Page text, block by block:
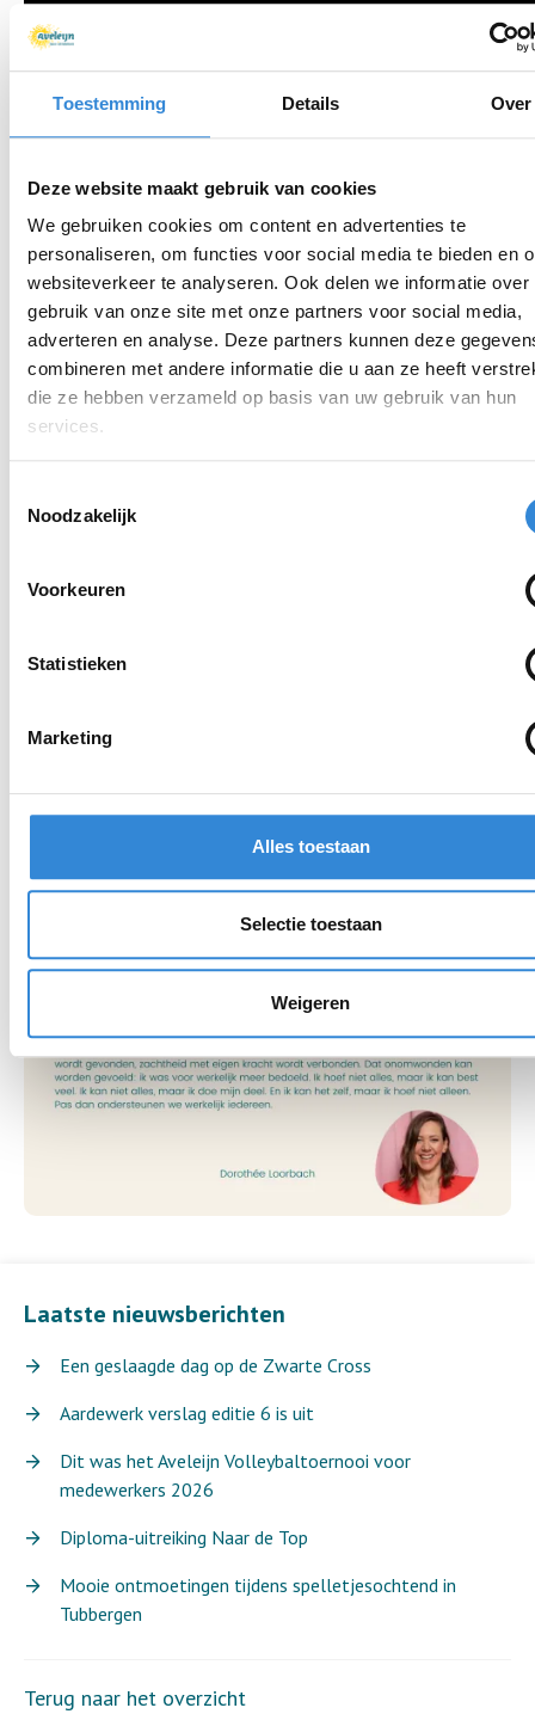
Toestemming Details Over
Deze website maakt gebruik van cookies
We gebruiken cookies om content en advertenties te
personaliseren, om functies voor social media te bieden en
websiteverkeer te analyseren. Ook delen we informatie over
gebruik van onze site met onze partners voor social media,
adverteren en analyse. Deze partners kunnen deze
combineren met andere informatie die u aan ze heeft
die ze hebben verzameld op basis van uw gebruik van hun
services.
Noodzakelijk
Voorkeuren
Statistieken
Marketing
Alles toestaan
Selectie toestaan
Weigeren
Laatste nieuwsberichten
Een geslaagde dag op de Zwarte Cross
Aardewerk verslag editie 6 is uit
Dit was het Aveleijn Volleybaltoernooi voor
medewerkers 2026
Diploma-uitreiking Naar de Top
Mooie ontmoetingen tijdens spelletjesochtend in
Tubbergen
Terug naar het overzicht
Dorothee Loorbach
We hebben de dag samen afgesloten met een
reflectie van dichter, schrijver en theatermaker
Dorothee Loorbach. Onder alles wat ze doet ligt
aandacht, aanwezigheid in het moment, echtheid,
verwondering en connectie. Dorothee geeft woorden
aan gevoelens, gedachten en ervaringen die best
universeel blijken te zijn.